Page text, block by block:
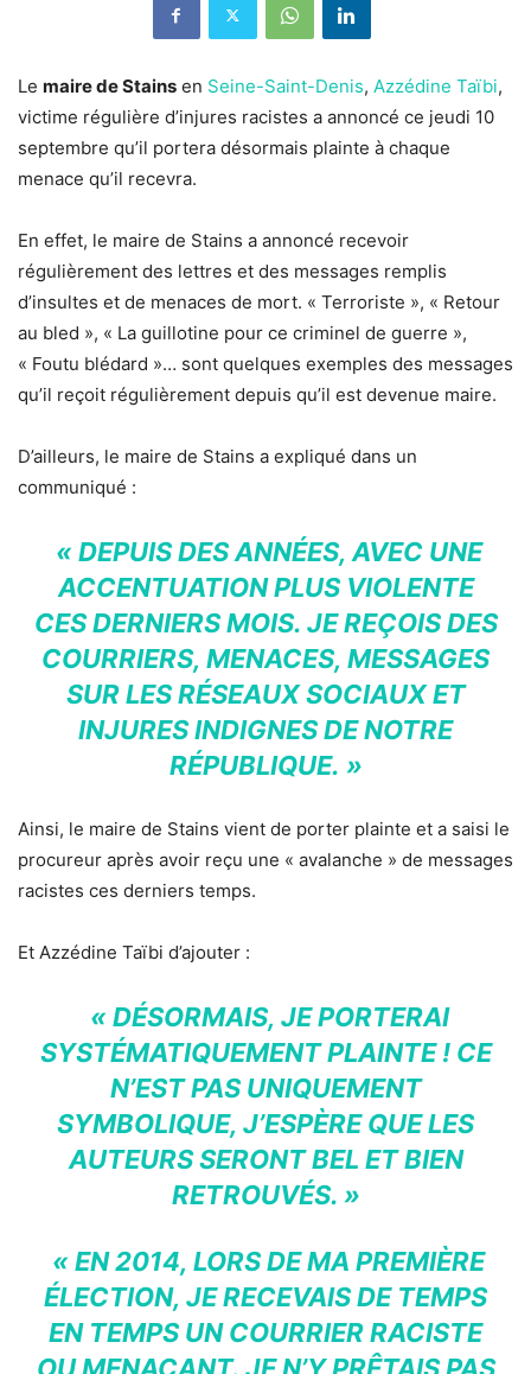
Le maire de Stains en Seine-Saint-Denis, Azzédine Taïbi,
victime régulière d’injures racistes a annoncé ce jeudi 10
septembre qu’il portera désormais plainte à chaque
menace qu’il recevra.
En effet, le maire de Stains a annoncé recevoir
régulièrement des lettres et des messages remplis
d’insultes et de menaces de mort. « Terroriste », « Retour
au bled », « La guillotine pour ce criminel de guerre »,
« Foutu blédard »… sont quelques exemples des messages
qu’il reçoit régulièrement depuis qu’il est devenue maire.
D’ailleurs, le maire de Stains a expliqué dans un
communiqué :
« DEPUIS DES ANNÉES, AVEC UNE
ACCENTUATION PLUS VIOLENTE
CES DERNIERS MOIS. JE REÇOIS DES
COURRIERS, MENACES, MESSAGES
SUR LES RÉSEAUX SOCIAUX ET
INJURES INDIGNES DE NOTRE
RÉPUBLIQUE. »
Ainsi, le maire de Stains vient de porter plainte et a saisi le
procureur après avoir reçu une « avalanche » de messages
racistes ces derniers temps.
Et Azzédine Taïbi d’ajouter :
« DÉSORMAIS, JE PORTERAI
SYSTÉMATIQUEMENT PLAINTE ! CE
N’EST PAS UNIQUEMENT
SYMBOLIQUE, J’ESPÈRE QUE LES
AUTEURS SERONT BEL ET BIEN
RETROUVÉS. »
« EN 2014, LORS DE MA PREMIÈRE
ÉLECTION, JE RECEVAIS DE TEMPS
EN TEMPS UN COURRIER RACISTE